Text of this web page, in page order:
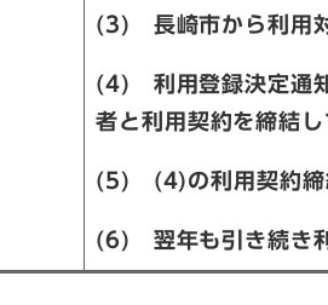
(3) 長崎市から利用対
(4) 利用登録決定通
者と利用契約を締結し
(5) (4)の利用契約締
(6) 翌年も引き続き利